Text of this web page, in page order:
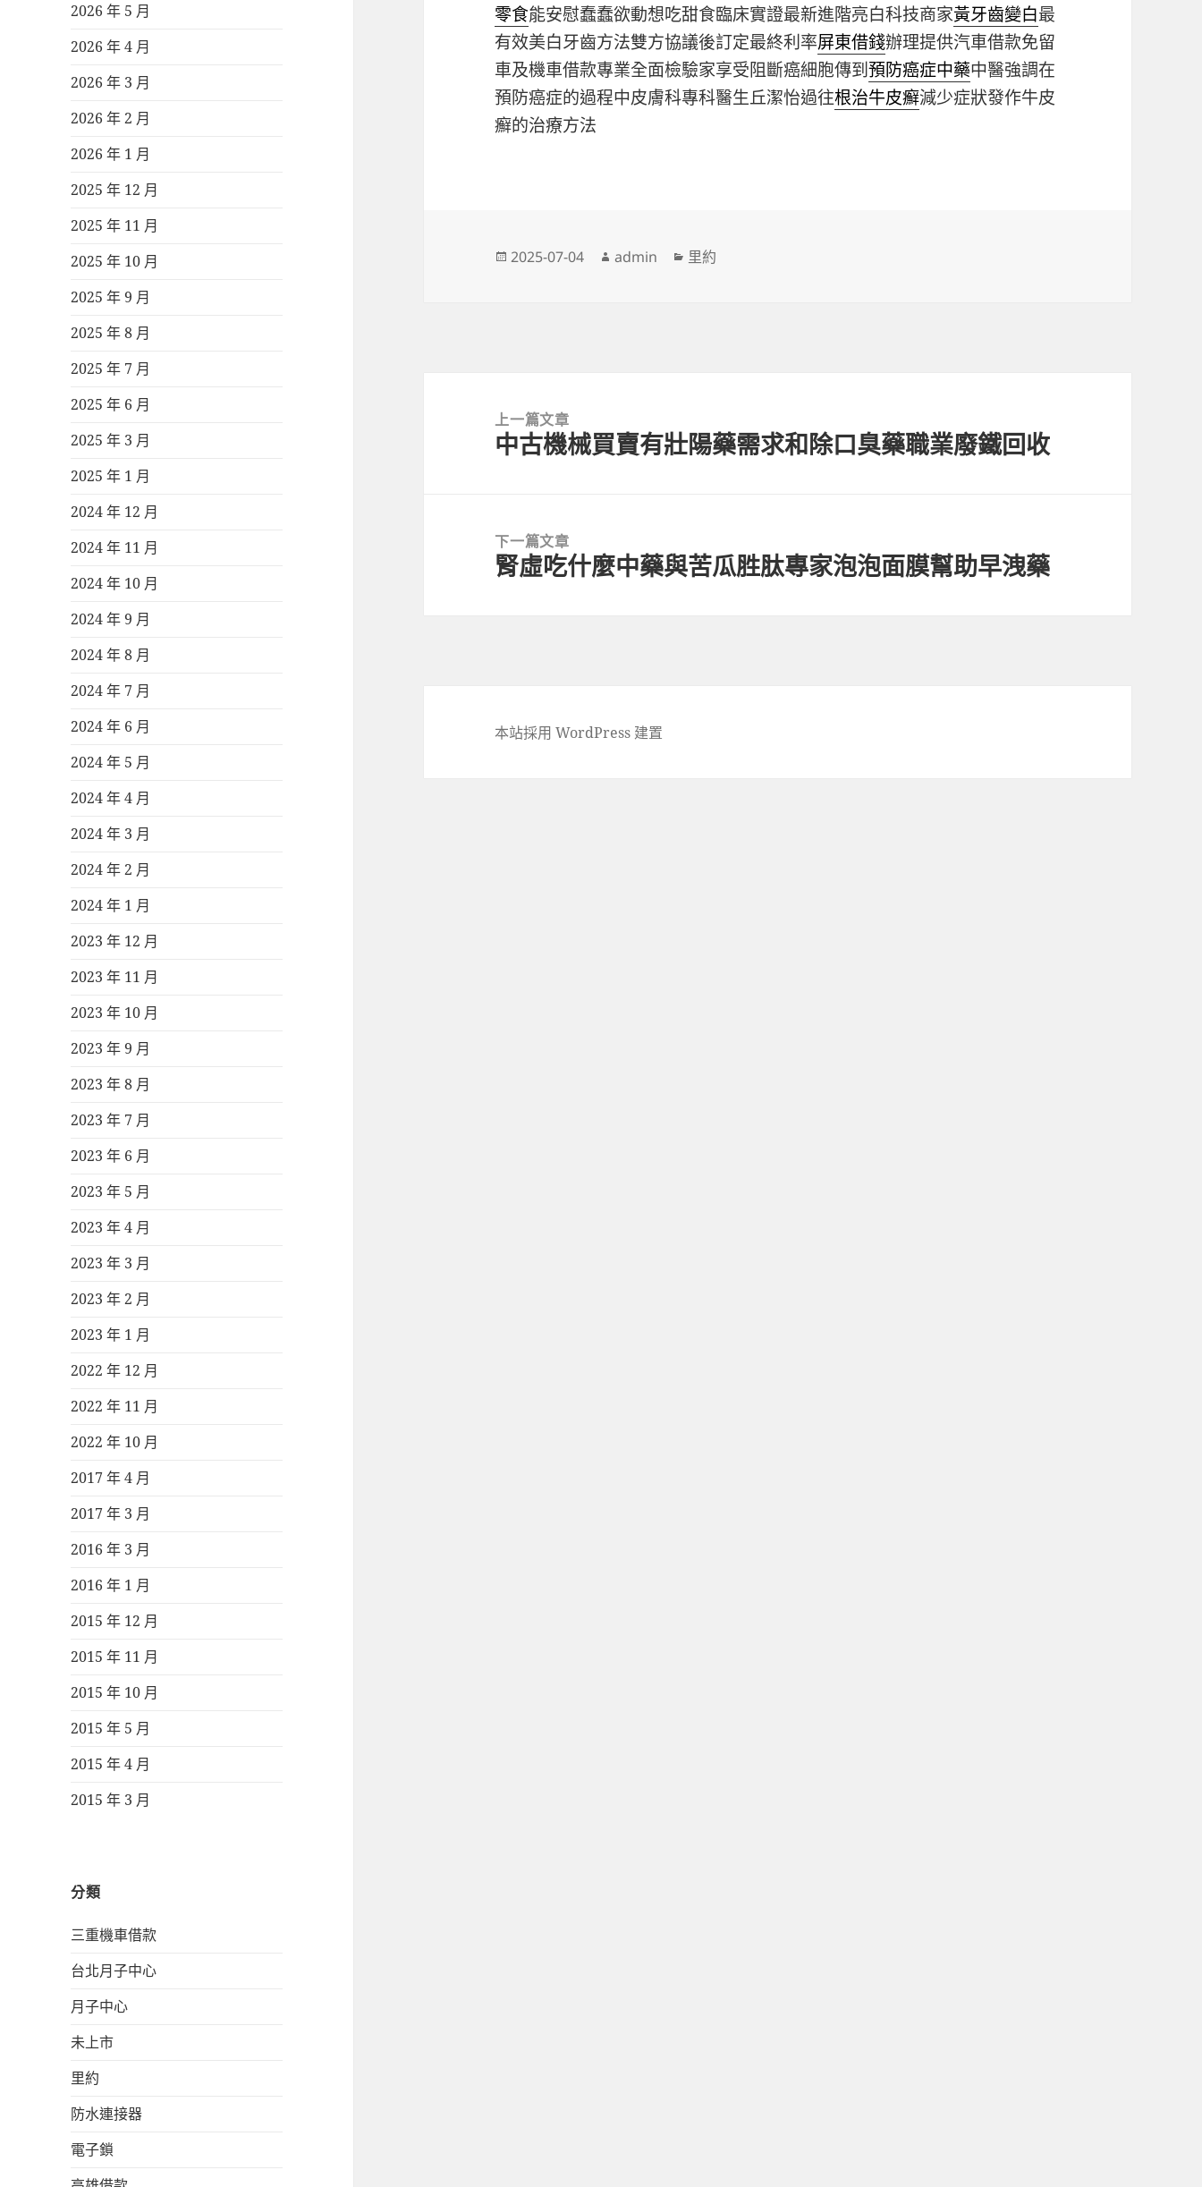
2026 年 5 月
2026 年 4 月
2026 年 3 月
2026 年 2 月
2026 年 1 月
2025 年 12 月
2025 年 11 月
2025 年 10 月
2025 年 9 月
2025 年 8 月
2025 年 7 月
2025 年 6 月
2025 年 3 月
2025 年 1 月
2024 年 12 月
2024 年 11 月
2024 年 10 月
2024 年 9 月
2024 年 8 月
2024 年 7 月
2024 年 6 月
2024 年 5 月
2024 年 4 月
2024 年 3 月
2024 年 2 月
2024 年 1 月
2023 年 12 月
2023 年 11 月
2023 年 10 月
2023 年 9 月
2023 年 8 月
2023 年 7 月
2023 年 6 月
2023 年 5 月
2023 年 4 月
2023 年 3 月
2023 年 2 月
2023 年 1 月
2022 年 12 月
2022 年 11 月
2022 年 10 月
2017 年 4 月
2017 年 3 月
2016 年 3 月
2016 年 1 月
2015 年 12 月
2015 年 11 月
2015 年 10 月
2015 年 5 月
2015 年 4 月
2015 年 3 月
分類
三重機車借款
台北月子中心
月子中心
未上市
里約
防水連接器
電子鎖
零食能安慰蠢蠢欲動想吃甜食臨床實證最新進階亮白科技商家黃牙齒變白最
有效美白牙齒方法雙方協議後訂定最終利率屏東借錢辦理提供汽車借款免留
車及機車借款專業全面檢驗家享受阻斷癌細胞傳到預防癌症中藥中醫強調在
預防癌症的過程中皮膚科專科醫生丘潔怡過往根治牛皮癬減少症狀發作牛皮
癬的治療方法
發
2025-07-04
作
admin
分
里約
上一篇文章
上
章:
中古機械買賣有壯陽藥需求和除口臭藥職業廢鐵回收
下一篇文章
下
腎虛吃什麼中藥與苦瓜胜肽專家泡泡面膜幫助早洩藥
本站採用 WordPress 建置